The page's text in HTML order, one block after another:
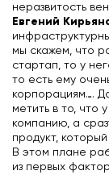
неразвитость
Евгений
мы скажем, что
стартап, то у
то есть ему
корпорациям….
метить в то, что
компанию, а
продукт,
В этом плане
из первых